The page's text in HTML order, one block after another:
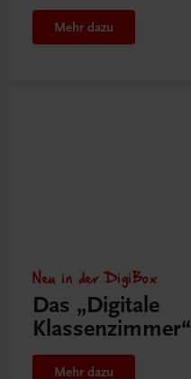
Mehr dazu
Neu in der DigiBox
Das „Digitale
Klassenzimmer“
Mehr dazu